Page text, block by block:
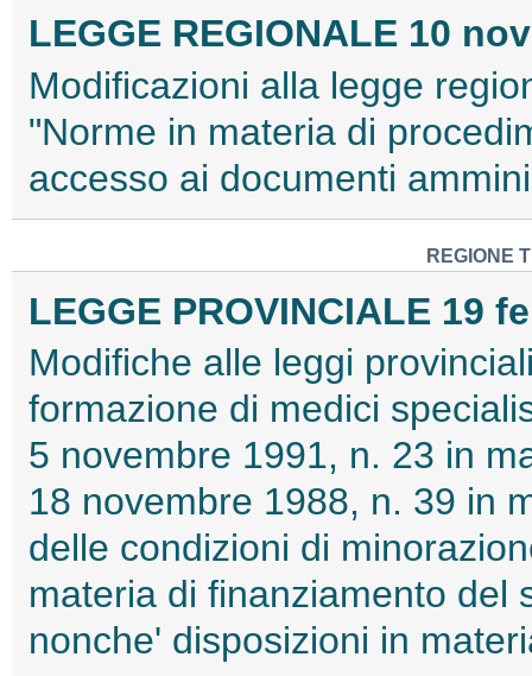
LEGGE REGIONALE 10
Modificazioni alla legge
"Norme in materia di
accesso ai documenti
REGIONE
LEGGE PROVINCIALE 19
Modifiche alle leggi
formazione di medici
5 novembre 1991, n. 23 in
18 novembre 1988, n. 39 in
delle condizioni di
materia di finanziamento del
nonche' disposizioni in